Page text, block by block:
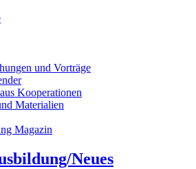
und Vorträge
Kooperationen
Materialien
Magazin
Neues